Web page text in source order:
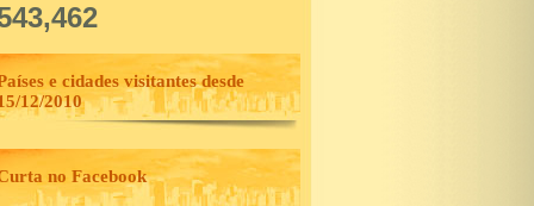
e cidades visitantes desde
12/2010
no Facebook